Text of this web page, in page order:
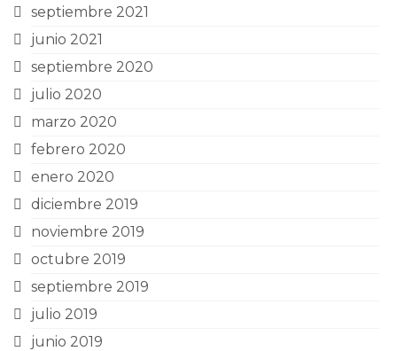
septiembre 2021
junio 2021
septiembre 2020
julio 2020
marzo 2020
febrero 2020
enero 2020
diciembre 2019
noviembre 2019
octubre 2019
septiembre 2019
julio 2019
junio 2019